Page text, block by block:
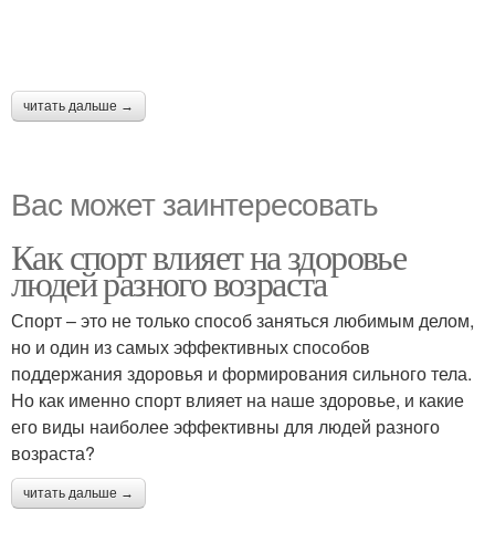
читать дальше →
Вас может заинтересовать
Как спорт влияет на здоровье
людей разного возраста
Спорт – это не только способ заняться любимым делом,
но и один из самых эффективных способов
поддержания здоровья и формирования сильного тела.
Но как именно спорт влияет на наше здоровье, и какие
его виды наиболее эффективны для людей разного
возраста?
читать дальше →